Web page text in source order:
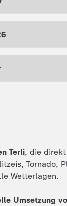
Terli, die direkt
Tornado,
Wetterlagen.
Umsetzung